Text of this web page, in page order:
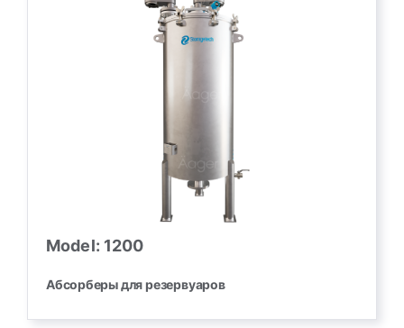
Model: 1200
Абсорберы для резервуаров